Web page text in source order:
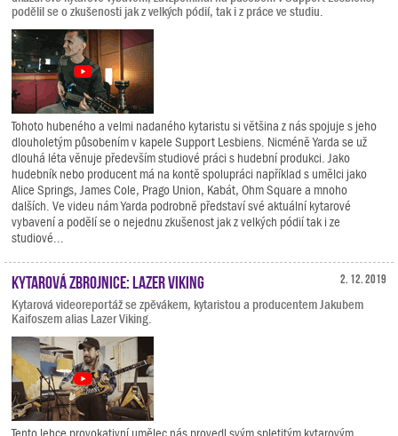
podělil se o zkušenosti jak z velkých pódií, tak i z práce ve studiu.
Tohoto hubeného a velmi nadaného kytaristu si většina z nás spojuje s jeho
dlouholetým působením v kapele Support Lesbiens. Nicméně Yarda se už
dlouhá léta věnuje především studiové práci s hudební produkci. Jako
hudebník nebo producent má na kontě spolupráci například s umělci jako
Alice Springs, James Cole, Prago Union, Kabát, Ohm Square a mnoho
dalších. Ve videu nám Yarda podrobně představí své aktuální kytarové
vybavení a podělí se o nejednu zkušenost jak z velkých pódií tak i ze
studiové...
2. 12. 2019
Kytarová zbrojnice: Lazer Viking
Kytarová videoreportáž se zpěvákem, kytaristou a producentem Jakubem
Kaifoszem alias Lazer Viking.
Tento lehce provokativní umělec nás provedl svým spletitým kytarovým